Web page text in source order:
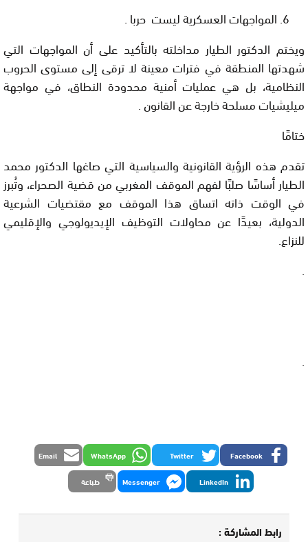
المواجهات العسكرية ليست حربا .
ويختم الدكتور الطيار مداخلته بالتأكيد على أن المواجهات التي
شهدتها المنطقة في فترات معينة لا ترقى إلى مستوى الحروب
النظامية، بل هي عمليات أمنية محدودة النطاق، في مواجهة
ميليشيات مسلحة خارجة عن القانون .
ختامًا
تقدم هذه الرؤية القانونية والسياسية التي صاغها الدكتور محمد
الطيار أساسًا صلبًا لفهم الموقف المغربي من قضية الصحراء، وتُبرز
في الوقت ذاته اتساق هذا الموقف مع مقتضيات الشرعية
الدولية، بعيدًا عن محاولات التوظيف الإيديولوجي والإقليمي
للنزاع.
.
.
Facebook
Twitter
WhatsApp
Email
LinkedIn
Messenger طباعة
رابط المشاركة :